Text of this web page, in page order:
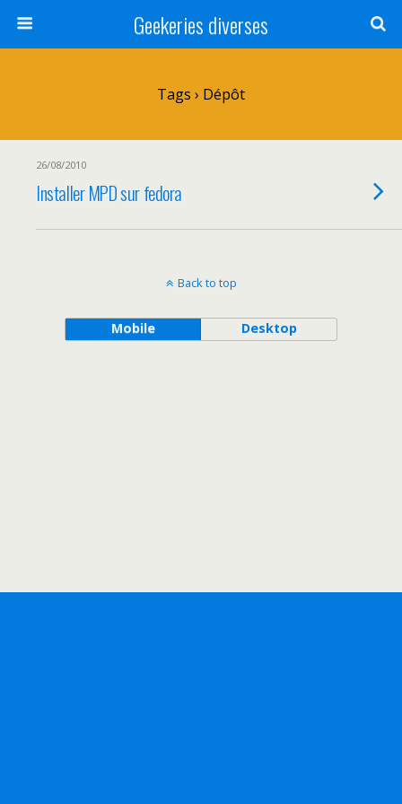
Geekeries diverses
Tags › Dépôt
26/08/2010
Installer MPD sur fedora
Back to top
Mobile Desktop